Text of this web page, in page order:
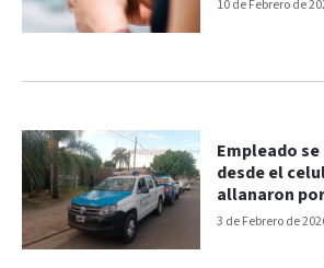
10 de Febrero de
3 de Febrero de
Empleado
desde el
allanaron